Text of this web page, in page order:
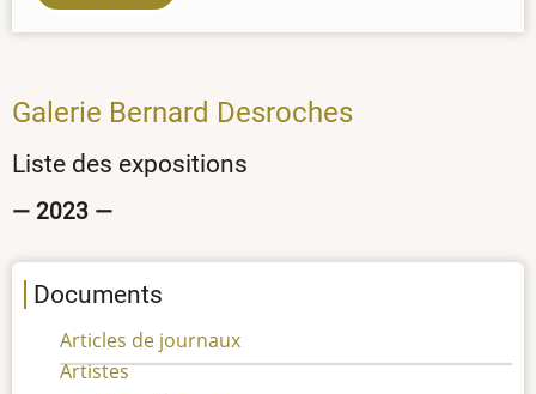
Galerie Bernard Desroches
Liste des expositions
— 2023 —
Documents
Articles de journaux
Artistes